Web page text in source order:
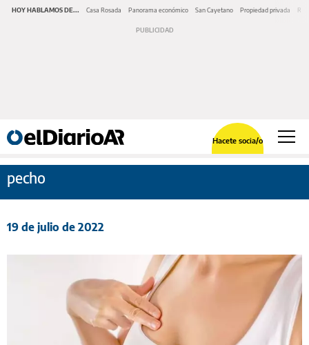
HOY HABLAMOS DE... Casa Rosada Panorama económico San Cayetano Propiedad privada
Hacete socia/o
pecho
19 de julio de 2022